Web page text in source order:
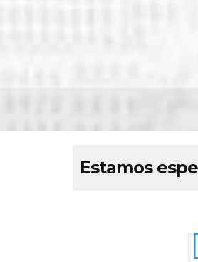
Estamos